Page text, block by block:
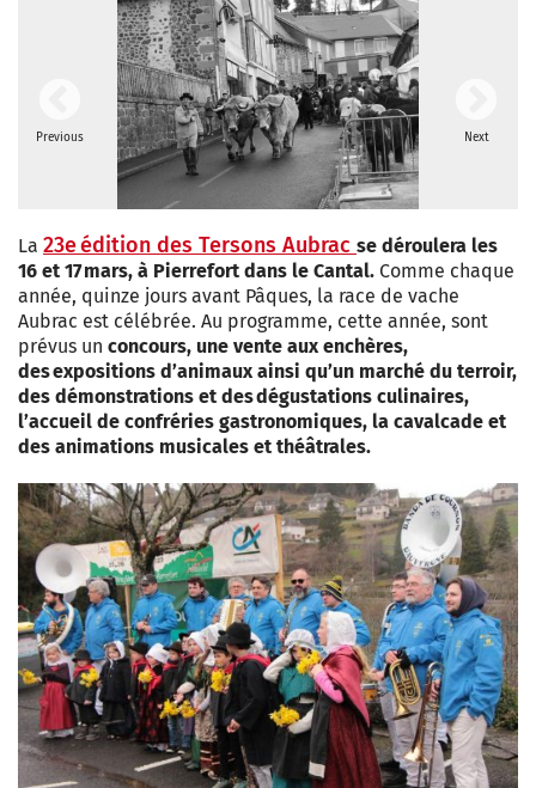
Previous Next
La 23e édition des Tersons Aubrac se déroulera les
16 et 17 mars, à Pierrefort dans le Cantal. Comme chaque
année, quinze jours avant Pâques, la race de vache
Aubrac est célébrée. Au programme, cette année, sont
prévus un concours, une vente aux enchères,
des expositions d’animaux ainsi qu’un marché du terroir,
des démonstrations et des dégustations culinaires,
l’accueil de confréries gastronomiques, la cavalcade et
des animations musicales et théâtrales.